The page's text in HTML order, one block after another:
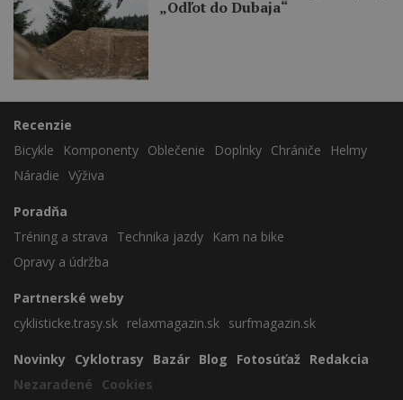
„Odľot do Dubaja“
Recenzie
Bicykle
Komponenty Oblečenie Doplnky Chrániče
Helmy
Náradie Výživa
Poradňa
Tréning a strava
Technika jazdy
Kam na bike
Opravy a údržba
Partnerské weby
cyklisticke.trasy.sk relaxmagazin.sk surfmagazin.sk
Novinky Cyklotrasy Bazár Blog Fotosúťaž Redakcia
Nezaradené
Cookies